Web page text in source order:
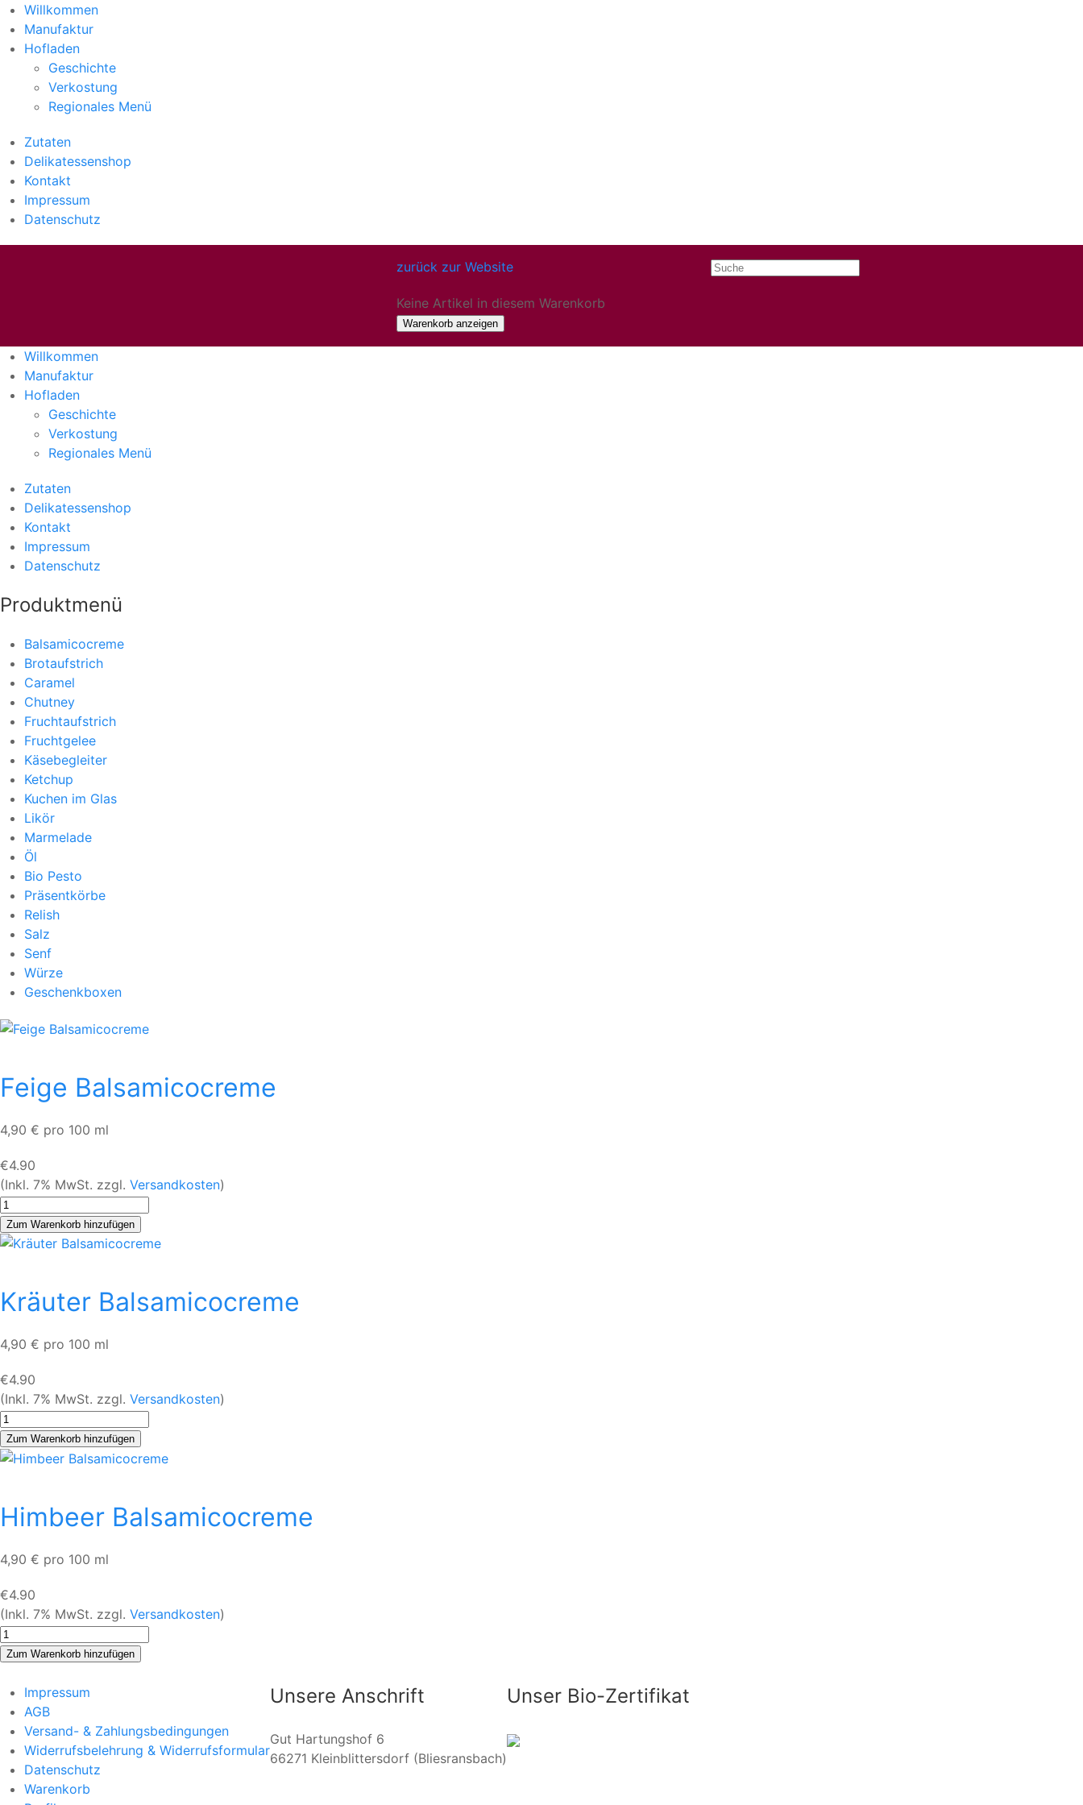
Willkommen
Manufaktur
Hofladen
Geschichte
Verkostung
Regionales Menü
Zutaten
Delikatessenshop
Kontakt
Impressum
Datenschutz
zurück zur Website
Keine Artikel in diesem Warenkorb
Willkommen
Manufaktur
Hofladen
Geschichte
Verkostung
Regionales Menü
Zutaten
Delikatessenshop
Kontakt
Impressum
Datenschutz
Produktmenü
Balsamicocreme
Brotaufstrich
Caramel
Chutney
Fruchtaufstrich
Fruchtgelee
Käsebegleiter
Ketchup
Kuchen im Glas
Likör
Marmelade
Öl
Bio Pesto
Präsentkörbe
Relish
Salz
Senf
Würze
Geschenkboxen
Feige Balsamicocreme
4,90 € pro 100 ml
€4.90
(Inkl. 7% MwSt. zzgl. Versandkosten)
Kräuter Balsamicocreme
4,90 € pro 100 ml
€4.90
(Inkl. 7% MwSt. zzgl. Versandkosten)
Himbeer Balsamicocreme
4,90 € pro 100 ml
€4.90
(Inkl. 7% MwSt. zzgl. Versandkosten)
Impressum
AGB
Versand- & Zahlungsbedingungen
Widerrufsbelehrung & Widerrufsformular
Datenschutz
Warenkorb
Unsere Anschrift
Gut Hartungshof 6
66271 Kleinblittersdorf (Bliesransbach)
Unser Bio-Zertifikat